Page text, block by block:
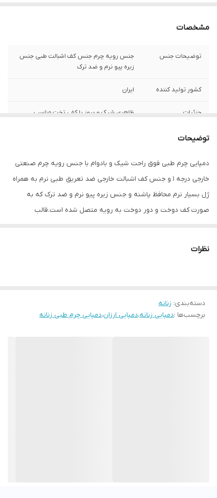
مشخصات
توضیحات جنس
جنس رویه چرم جنس کف اشبالت طبی جنس
زیره پیو نرم و ضد ترک
کشور تولید کننده ایران
جزئیات
ظاهری شیک و بروز با کفی تخت مناسب
توضیحات
دمپایی چرم طبی فوق راحت شیک و بادوام با جنس رویه چرم صنعتی
خارجی درجه 1 و جنس کف اشبالت خارجی ضد تعریق طبی نرم به همراه
ژل بسیار نرم محافظ پاشنه و جنس زیره پیو نرم و ضد ترک که به
صورت کف دوخت و دور دوخت به رویه متصل شده است.قالب
نظرات
دسته‌بندی: زنانه
برچسب‌ها :دمپایی زنانه،دمپایی ارزان،دمپایی چرم طبی زنانه